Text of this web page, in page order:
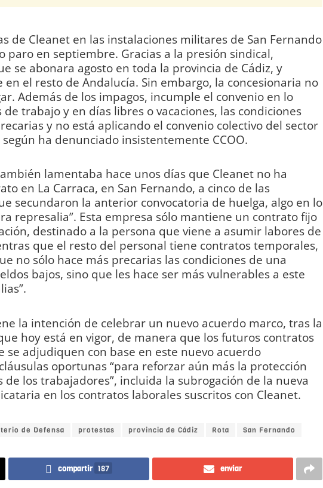
de Cleanet en las instalaciones militares de San Fernando
paro en septiembre. Gracias a la presión sindical,
se abonara agosto en toda la provincia de Cádiz, y
el resto de Andalucía. Sin embargo, la concesionaria no
Además de los impagos, incumple el convenio en lo
trabajo y en días libres o vacaciones, las condiciones
y no está aplicando el convenio colectivo del sector
ha denunciado insistentemente CCOO.
lamentaba hace unos días que Cleanet no ha
en La Carraca, en San Fernando, a cinco de las
secundaron la anterior convocatoria de huelga, algo en lo
represalia”. Esta empresa sólo mantiene un contrato fijo
destinado a la persona que viene a asumir labores de
que el resto del personal tiene contratos temporales,
no sólo hace más precarias las condiciones de una
bajos, sino que les hace ser más vulnerables a este
la intención de celebrar un nuevo acuerdo marco, tras la
hoy está en vigor, de manera que los futuros contratos
se adjudiquen con base en este nuevo acuerdo
oportunas “para reforzar aún más la protección
de los trabajadores”, incluida la subrogación de la nueva
en los contratos laborales suscritos con Cleanet.
de Defensa protestas provincia de Cádiz Rota San Fernando
compartir 187 enviar